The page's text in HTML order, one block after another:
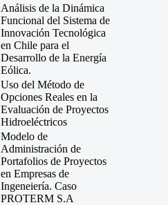
Análisis de la Dinámica
Funcional del Sistema de
Innovación Tecnológica
en Chile para el
Desarrollo de la Energía
Eólica.
Uso del Método de
Opciones Reales en la
Evaluación de Proyectos
Hidroeléctricos
Modelo de
Administración de
Portafolios de Proyectos
en Empresas de
Ingeneiería. Caso
PROTERM S.A